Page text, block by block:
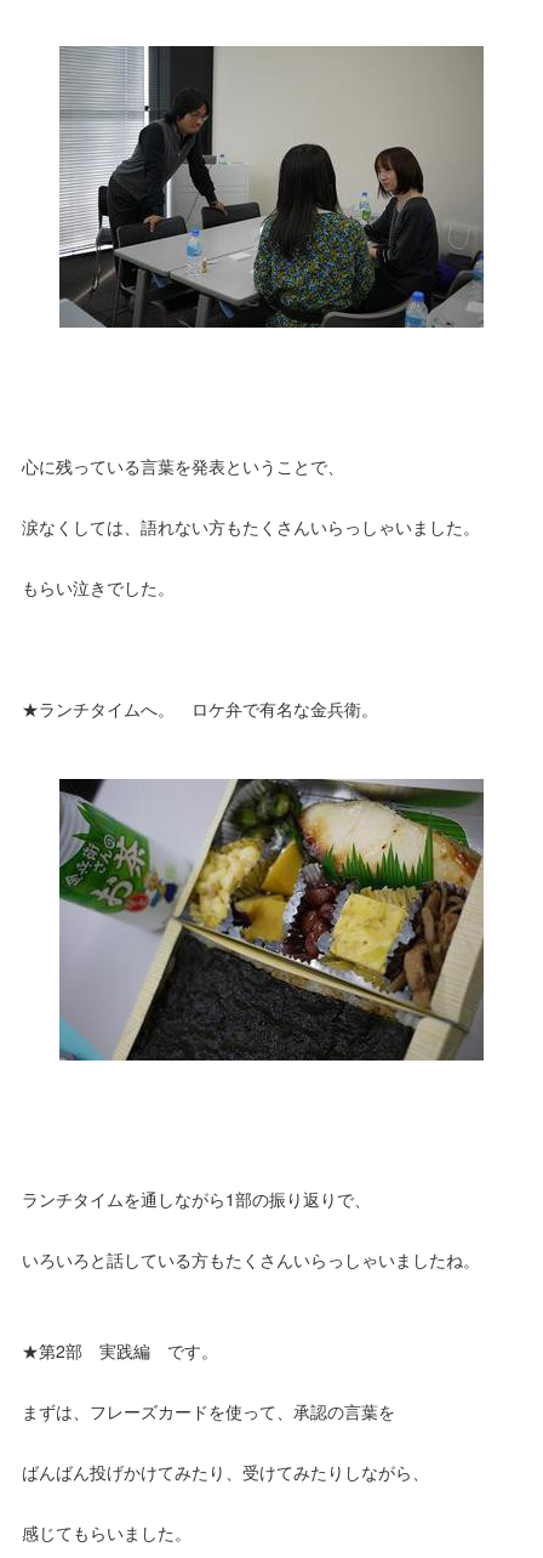
心に残っている言葉を発表ということで、
涙なくしては、語れない方もたくさんいらっしゃいました。
もらい泣きでした。
★ランチタイムへ。 ロケ弁で有名な金兵衛。
ランチタイムを通しながら1部の振り返りで、
いろいろと話している方もたくさんいらっしゃいましたね。
★第2部 実践編 です。
まずは、フレーズカードを使って、承認の言葉を
ばんばん投げかけてみたり、受けてみたりしながら、
感じてもらいました。